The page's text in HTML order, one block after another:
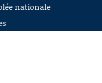
nationale